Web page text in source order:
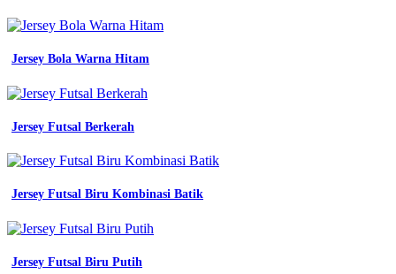
Jersey Bola Warna Hitam
Jersey Futsal Berkerah
Jersey Futsal Biru Kombinasi Batik
Jersey Futsal Biru Putih